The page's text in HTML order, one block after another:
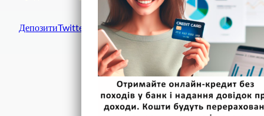
ДепозитиTwitter
Фінанси IN UA
вулиця Хрещатик, 14
Київ, 01001